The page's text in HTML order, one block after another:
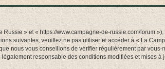
» et « https://www.campagne-de-russie.com/forum
suivantes, veuillez ne pas utiliser et accéder à « La
nous vous conseillons de vérifier régulièrement par vous-
responsable des conditions modifiées et mises à